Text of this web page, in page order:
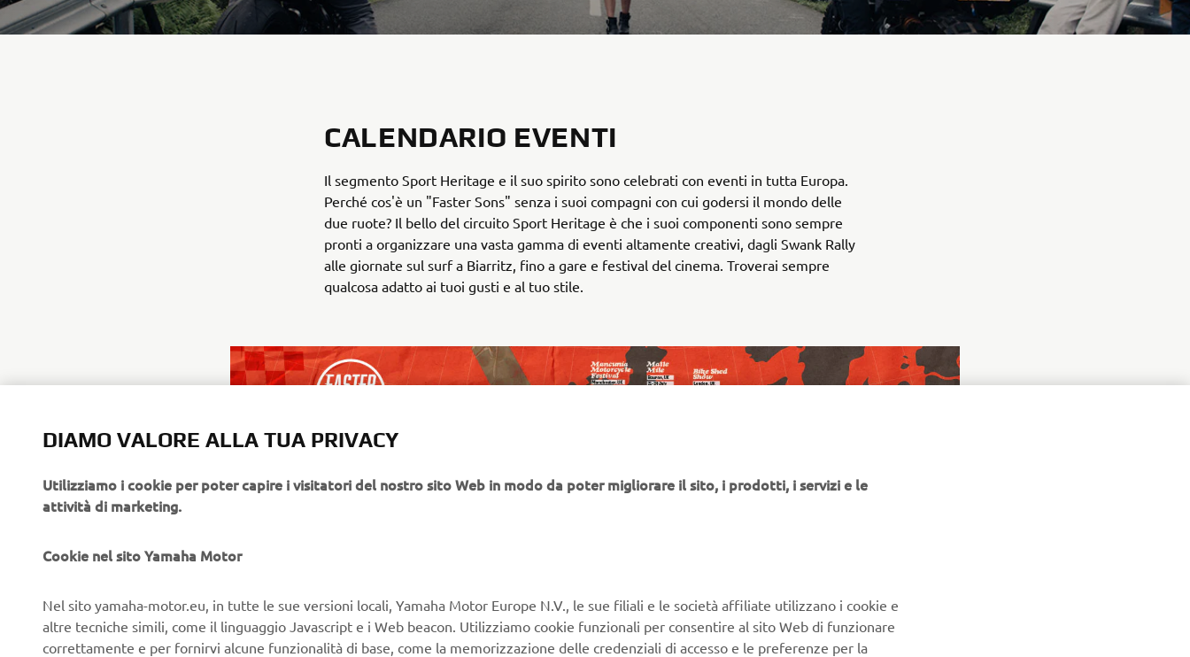
CALENDARIO EVENTI
Il segmento Sport Heritage e il suo spirito sono celebrati con eventi in tutta Europa.
Perché cos'è un "Faster Sons" senza i suoi compagni con cui godersi il mondo delle
due ruote? Il bello del circuito Sport Heritage è che i suoi componenti sono sempre
pronti a organizzare una vasta gamma di eventi altamente creativi, dagli Swank Rally
alle giornate sul surf a Biarritz, fino a gare e festival del cinema. Troverai sempre
qualcosa adatto ai tuoi gusti e al tuo stile.
DIAMO VALORE ALLA TUA PRIVACY
Utilizziamo i cookie per poter capire i visitatori del nostro sito Web in modo da poter migliorare il sito, i prodotti, i servizi e le
attività di marketing.
Cookie nel sito Yamaha Motor
Nel sito yamaha-motor.eu, in tutte le sue versioni locali, Yamaha Motor Europe N.V., le sue filiali e le società affiliate utilizzano i cookie e
altre tecniche simili, come il linguaggio Javascript e i Web beacon. Utilizziamo cookie funzionali per consentire al sito Web di funzionare
correttamente e per fornirvi alcune funzionalità di base, come la memorizzazione delle credenziali di accesso e le preferenze per la